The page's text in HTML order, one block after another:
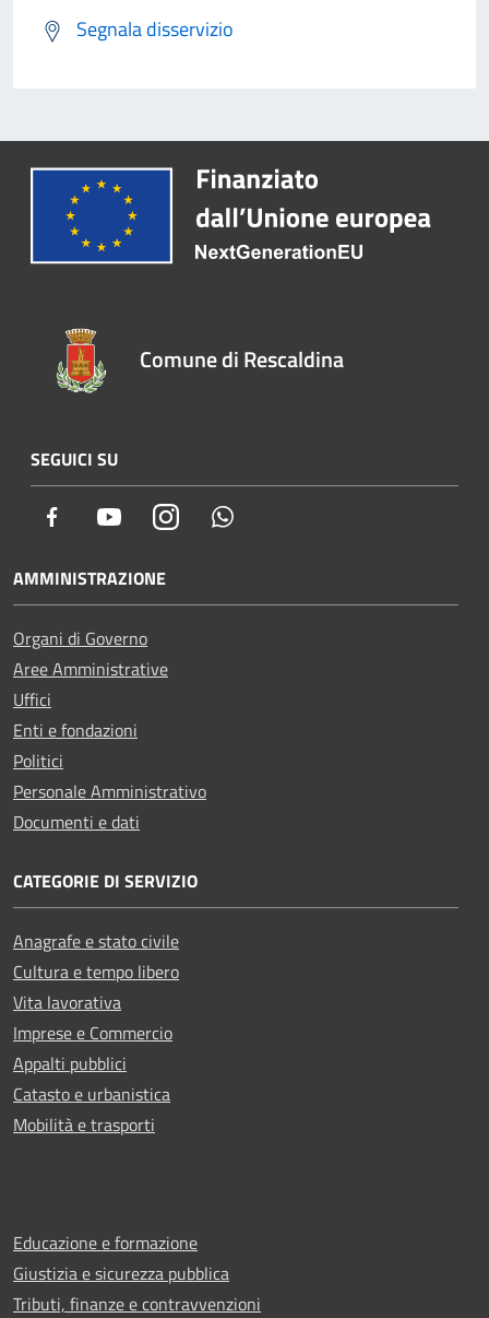
Segnala disservizio
Comune di Rescaldina
SEGUICI SU
Facebook YoutubeInstagram
AMMINISTRAZIONE
Organi di Governo
Aree Amministrative
Uffici
Enti e fondazioni
Politici
Personale Amministrativo
Documenti e dati
CATEGORIE DI SERVIZIO
Anagrafe e stato civile
Cultura e tempo libero
Vita lavorativa
Imprese e Commercio
Appalti pubblici
Catasto e urbanistica
Mobilità e trasporti
Educazione e formazione
Giustizia e sicurezza pubblica
Tributi, finanze e contravvenzioni